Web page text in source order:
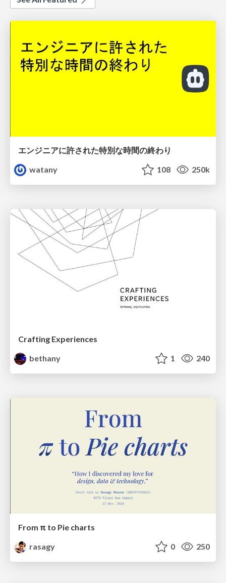
エンジニアに許された特別な時間の終わり
watany
108 250k
Crafting Experiences
bethany
1 240
From π to Pie charts
rasagy
0 250